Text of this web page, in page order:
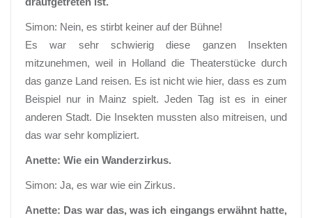
Simon: Nein, es stirbt keiner auf der Bühne!
Es war sehr schwierig diese ganzen Insekten
mitzunehmen, weil in Holland die Theaterstücke durch
das ganze Land reisen. Es ist nicht wie hier, dass es zum
Beispiel nur in Mainz spielt. Jeden Tag ist es in einer
anderen Stadt. Die Insekten mussten also mitreisen, und
das war sehr kompliziert.
Anette: Wie ein Wanderzirkus.
Simon: Ja, es war wie ein Zirkus.
Anette: Das war das, was ich eingangs erwähnt hatte,